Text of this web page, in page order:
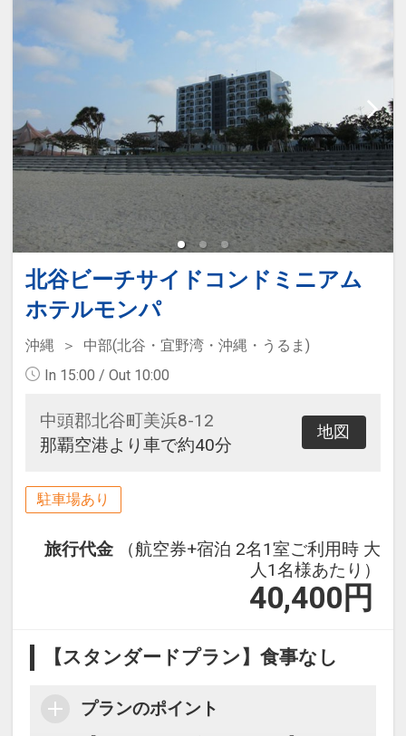
北谷ビーチサイドコンドミニアム
ホテルモンパ
沖縄
中部(北谷・宜野湾・沖縄・うるま)
In 15:00 / Out 10:00
中頭郡北谷町美浜8-12
那覇空港より車で約40分
地図
駐車場あり
旅行代金
（航空券+宿泊 2名1室ご利用時 大
人1名様あたり）
40,400 円
【スタンダードプラン】食事なし
プランのポイント